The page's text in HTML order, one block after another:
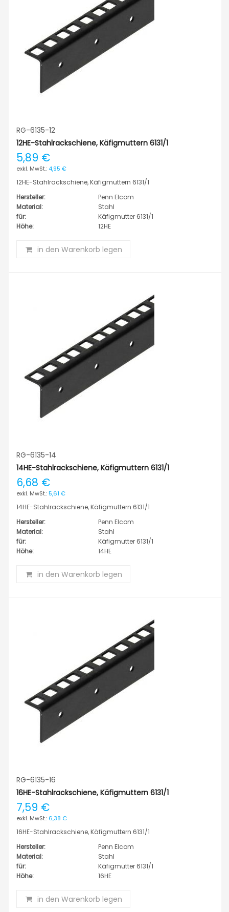
RG-6135-12
12HE-Stahlrackschiene, Käfigmuttern 6131/1
5,89 €
4,95 €
12HE-Stahlrackschiene, Käfigmuttern 6131/1
Hersteller:
Penn Elcom
Material:
Stahl
für:
Käfigmutter 6131/1
Höhe:
12HE
in den Warenkorb legen
RG-6135-14
14HE-Stahlrackschiene, Käfigmuttern 6131/1
6,68 €
5,61 €
14HE-Stahlrackschiene, Käfigmuttern 6131/1
Hersteller:
Penn Elcom
Material:
Stahl
für:
Käfigmutter 6131/1
Höhe:
14HE
in den Warenkorb legen
RG-6135-16
16HE-Stahlrackschiene, Käfigmuttern 6131/1
7,59 €
6,38 €
16HE-Stahlrackschiene, Käfigmuttern 6131/1
Hersteller:
Penn Elcom
Material:
Stahl
für:
Käfigmutter 6131/1
Höhe:
16HE
in den Warenkorb legen